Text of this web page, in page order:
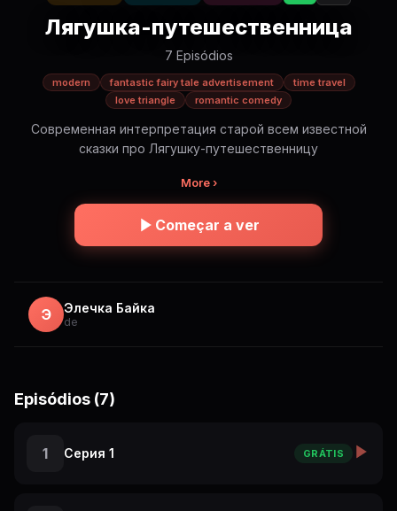
Лягушка-путешественница
7 Episódios
modern fantastic fairy tale advertisement
time travel
love triangle
romantic comedy
Современная интерпретация старой всем известной
сказки про Лягушку-путешественницу
More ›
Começar a ver
Э Элечка Байка
de
Episódios (7)
1 Серия 1 GRÁTIS